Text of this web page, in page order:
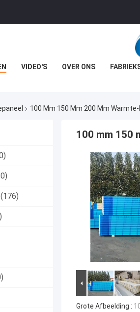
VIDEO'S OVER ONS
100 Mm 150 Mm 200 Mm
(176)
100 mm 150
Grote Afbeelding :